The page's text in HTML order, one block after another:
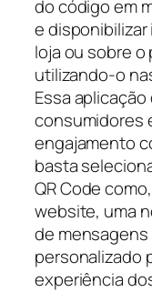
do código em
e
loja ou sobre
utilizando-o
Essa
consumidores
engajamento
basta
QR Code
website, uma
de
personalizado
experiência